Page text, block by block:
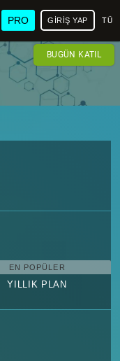
PRO GIRIŞ YAP
BUGÜN KATIL
EN POPÜLER
YILLIK PLAN